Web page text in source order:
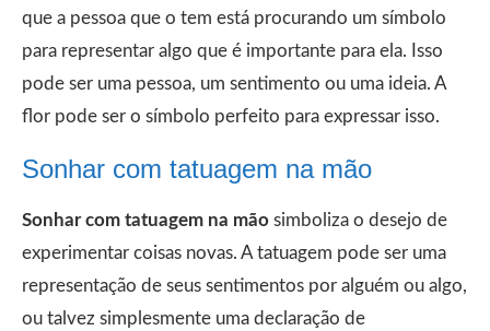
que a pessoa que o tem está procurando um símbolo
para representar algo que é importante para ela. Isso
pode ser uma pessoa, um sentimento ou uma ideia. A
flor pode ser o símbolo perfeito para expressar isso.
Sonhar com tatuagem na mão
Sonhar com tatuagem na mão simboliza o desejo de
experimentar coisas novas. A tatuagem pode ser uma
representação de seus sentimentos por alguém ou algo,
ou talvez simplesmente uma declaração de